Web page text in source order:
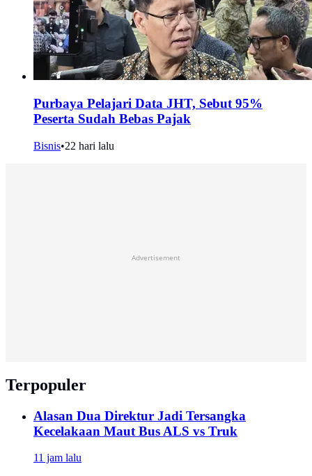
Purbaya Pelajari Data JHT, Sebut 95%
Peserta Sudah Bebas Pajak
Bisnis•22 hari lalu
Advertisement
Terpopuler
Alasan Dua Direktur Jadi Tersangka
Kecelakaan Maut Bus ALS vs Truk
11 jam lalu